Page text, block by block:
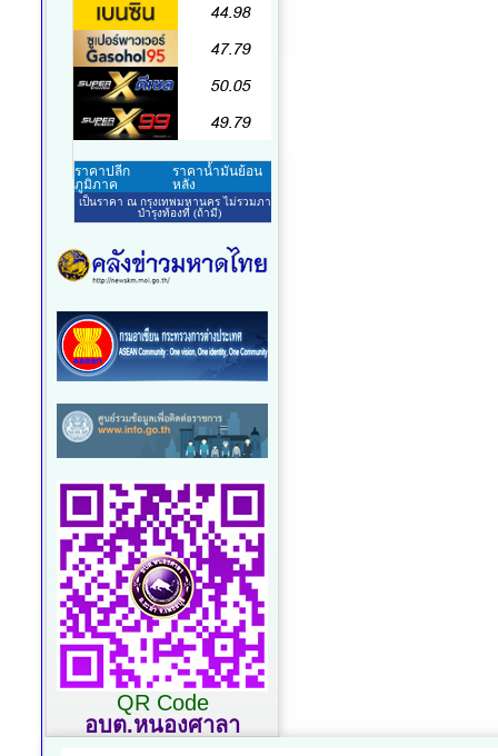
QR Code
อบต.หนองศาลา